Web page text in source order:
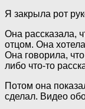
Я закрыла рот
Она рассказала,
отцом. Она
Она говорила,
либо что-то
Потом она
сделал. Видео